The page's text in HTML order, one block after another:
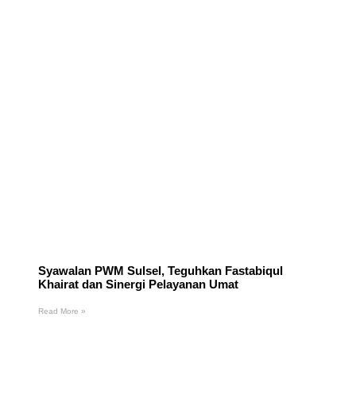
Syawalan PWM Sulsel, Teguhkan Fastabiqul
Khairat dan Sinergi Pelayanan Umat
Read More »